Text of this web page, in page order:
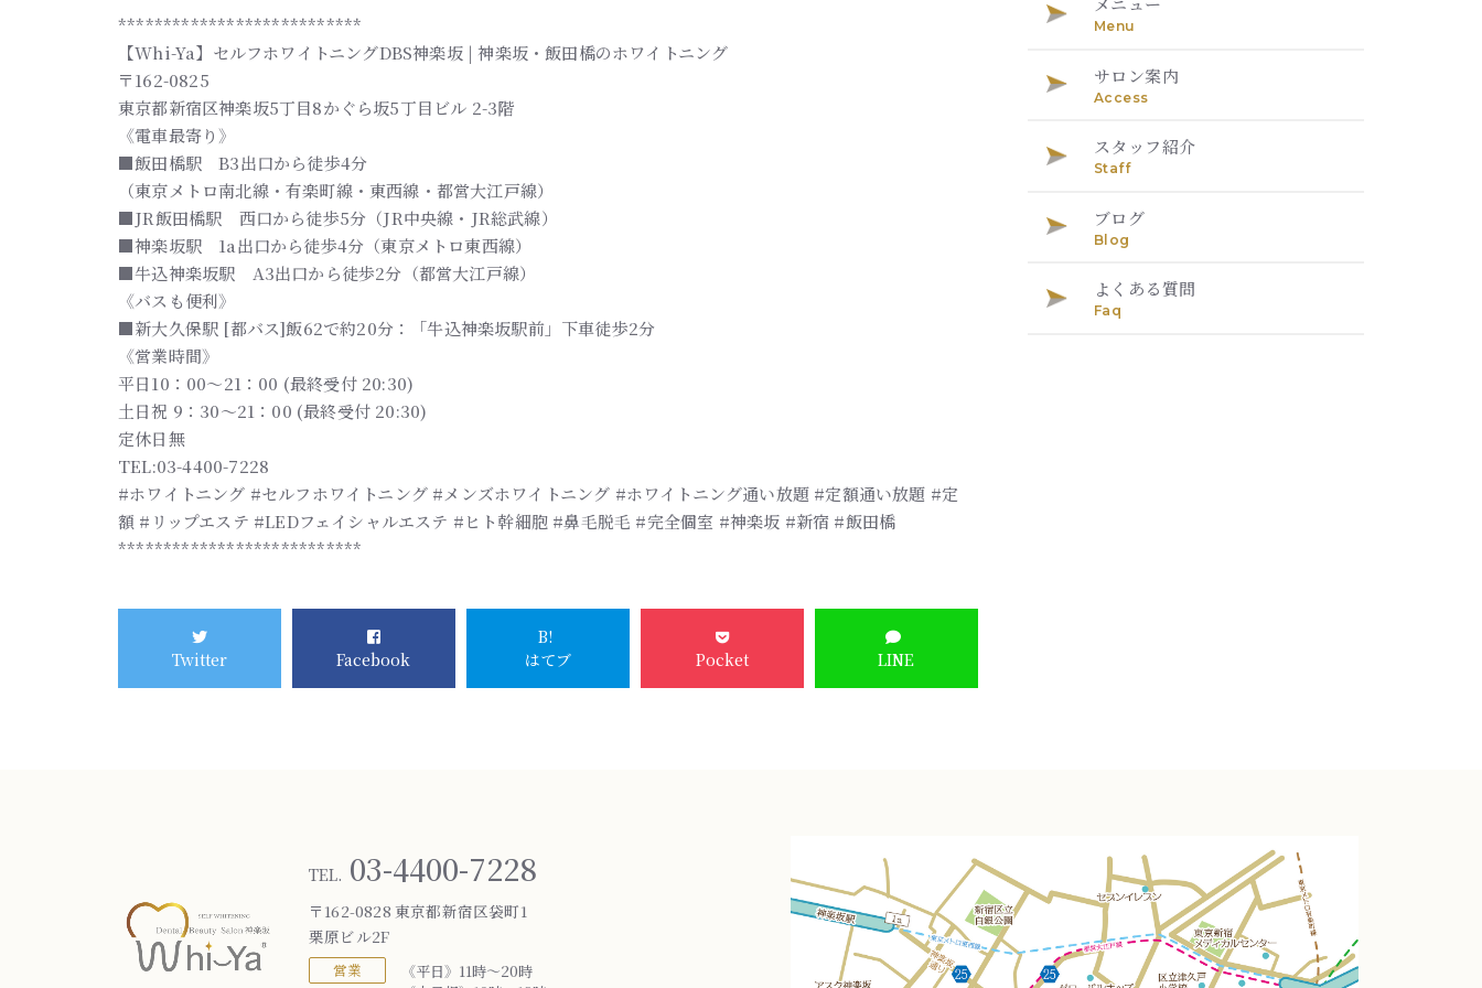
***************************
【Whi-Ya】セルフホワイトニングDBS神楽坂 | 神楽坂・飯田橋のホワイトニング
〒162-0825
東京都新宿区神楽坂5丁目8かぐら坂5丁目ビル 2-3階
《電車最寄り》
■飯田橋駅 B3出口から徒歩4分
（東京メトロ南北線・有楽町線・東西線・都営大江戸線）
■JR飯田橋駅 西口から徒歩5分（JR中央線・JR総武線）
■神楽坂駅 1a出口から徒歩4分（東京メトロ東西線）
■牛込神楽坂駅 A3出口から徒歩2分（都営大江戸線）
《バスも便利》
■新大久保駅 [都バス]飯62で約20分：「牛込神楽坂駅前」下車徒歩2分
《営業時間》
平日10：00～21：00 (最終受付 20:30)
土日祝 9：30～21：00 (最終受付 20:30)
定休日無
TEL:03-4400-7228
#ホワイトニング #セルフホワイトニング #メンズホワイトニング #ホワイトニング通い放題 #定額通い放題 #定
額 #リップエステ #LEDフェイシャルエステ #ヒト幹細胞 #鼻毛脱毛 #完全個室 #神楽坂 #新宿 #飯田橋
***************************
Twitter Facebook
B!
はてブ
Pocket LINE
Menu
サロン案内
Access
スタッフ紹介
Staff
ブログ
Blog
よくある質問
Faq
TEL. 03-4400-7228
〒162-0828 東京都新宿区袋町1
栗原ビル2F
営業
《平日》11時～20時